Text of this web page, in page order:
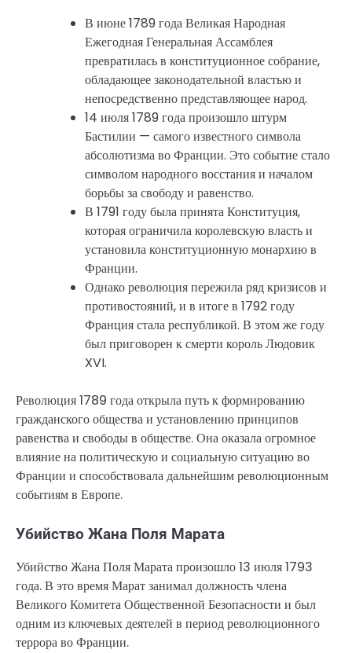
В июне 1789 года Великая Народная
Ежегодная Генеральная Ассамблея
превратилась в конституционное собрание,
обладающее законодательной властью и
непосредственно представляющее народ.
14 июля 1789 года произошло штурм
Бастилии — самого известного символа
абсолютизма во Франции. Это событие стало
символом народного восстания и началом
борьбы за свободу и равенство.
В 1791 году была принята Конституция,
которая ограничила королевскую власть и
установила конституционную монархию в
Франции.
Однако революция пережила ряд кризисов и
противостояний, и в итоге в 1792 году
Франция стала республикой. В этом же году
был приговорен к смерти король Людовик
XVI.
Революция 1789 года открыла путь к формированию
гражданского общества и установлению принципов
равенства и свободы в обществе. Она оказала огромное
влияние на политическую и социальную ситуацию во
Франции и способствовала дальнейшим революционным
событиям в Европе.
Убийство Жана Поля Марата
Убийство Жана Поля Марата произошло 13 июля 1793
года. В это время Марат занимал должность члена
Великого Комитета Общественной Безопасности и был
одним из ключевых деятелей в период революционного
террора во Франции.